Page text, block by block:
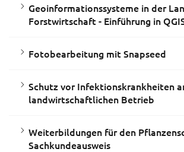
Geoinformationssysteme in der
Forstwirtschaft - Einführung in
Fotobearbeitung mit Snapseed
Schutz vor Infektionskrankheiten
landwirtschaftlichen Betrieb
Weiterbildungen für den
Sachkundeausweis